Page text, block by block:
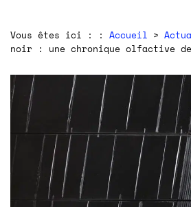
Vous êtes ici : : Accueil >
noir : une chronique olfactive